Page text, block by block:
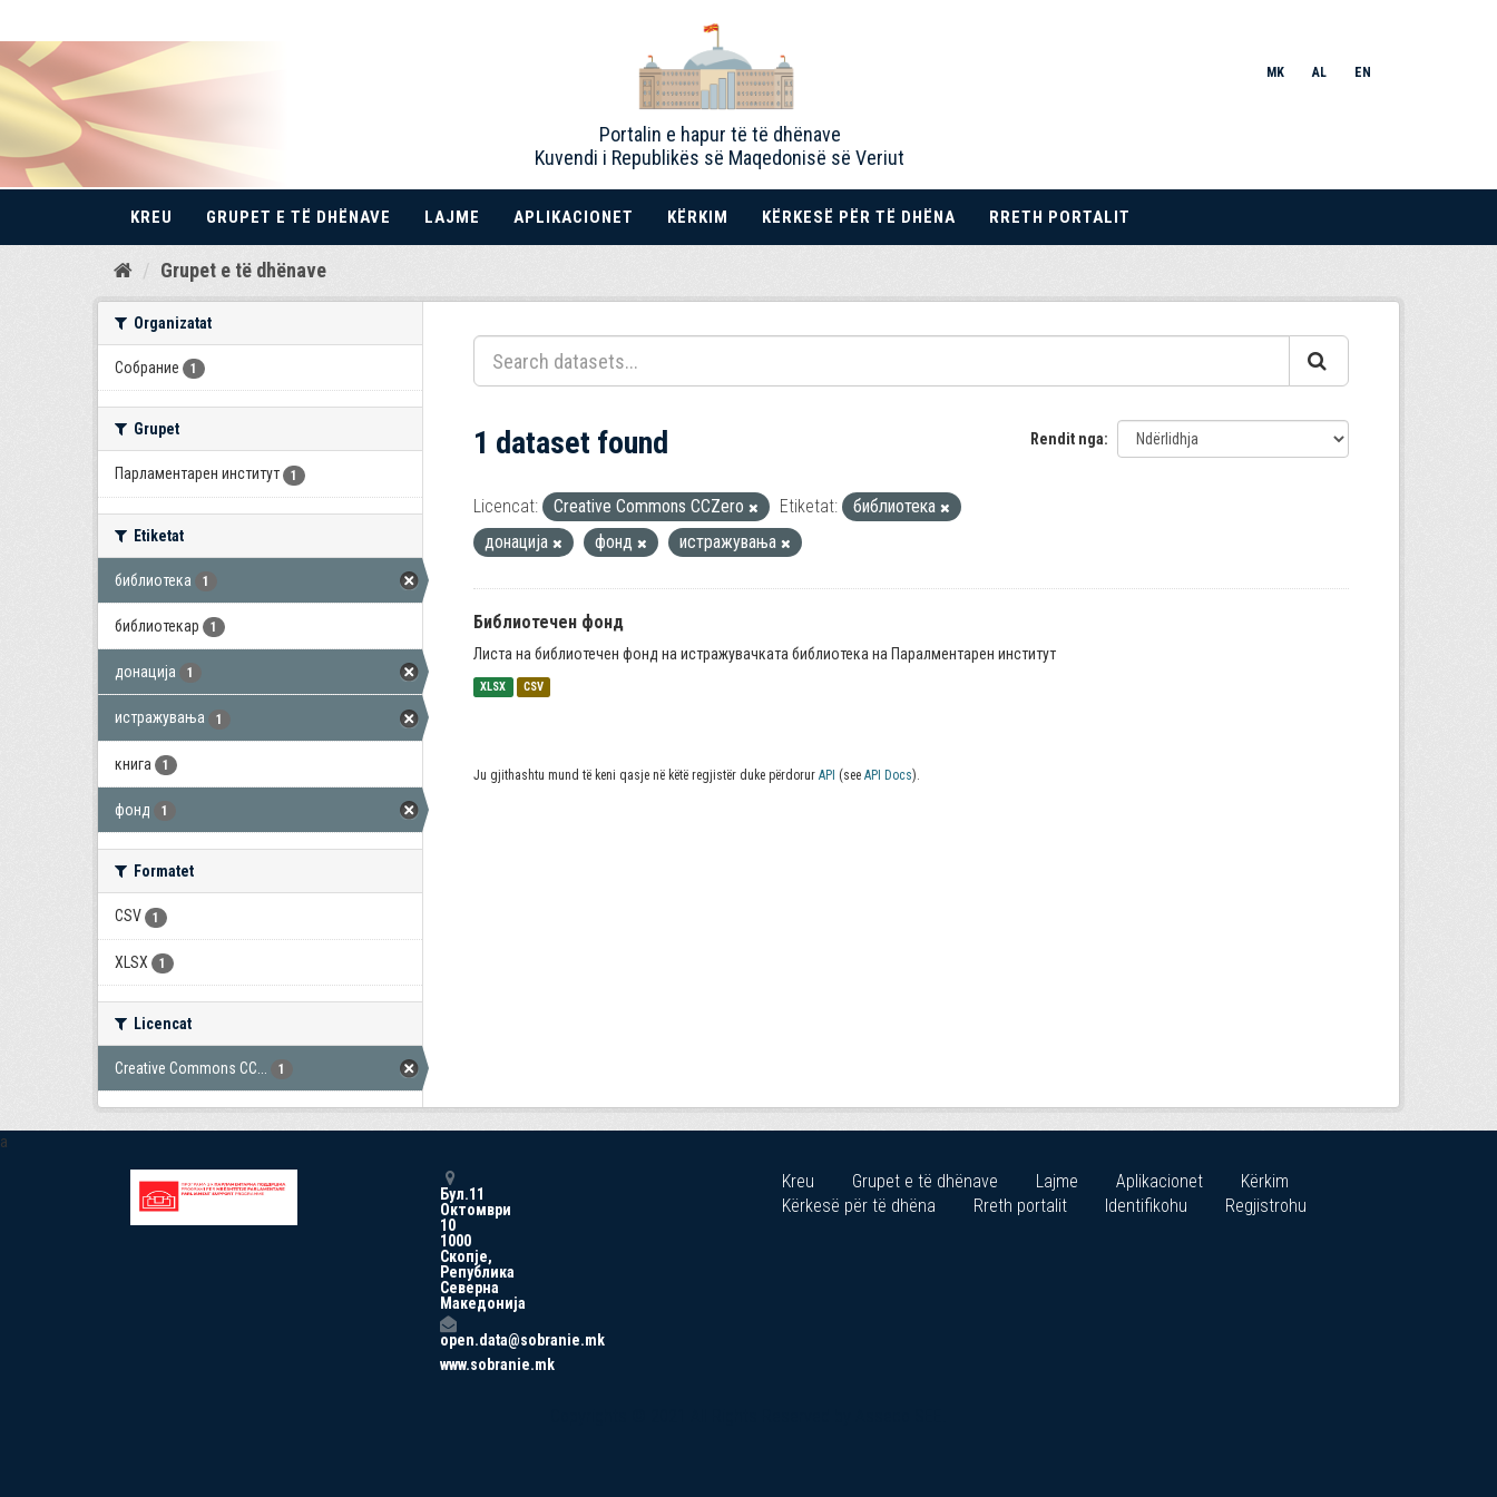
Kalo
Portalin e hapur të të dhënave
Kuvendi i Republikës së Maqedonisë së Veriut
MK AL EN
KREU GRUPET E TË DHËNAVE LAJME APLIKACIONET KËRKIM KËRKESË PËR TË DHËNA RRETH PORTALIT
Grupet e të dhënave
Organizatat
Собрание 1
Grupet
Парламентарен институт 1
Etiketat
библиотека 1
библиотекар 1
донација 1
истражувања 1
книга 1
фонд 1
Formatet
CSV 1
XLSX 1
Licencat
Creative Commons CC... 1
Rendit nga
1 dataset found
Licencat: Creative Commons CCZero Etiketat:
библиотека
донација
фонд истражувања
Библиотечен фонд
Листа на библиотечен фонд на истражувачката библиотека на Паралментарен институт
XLSX CSV
Ju gjithashtu mund të keni qasje në këtë regjistër duke përdorur API (see API Docs).
a
Бул.11
Октомври
10
1000
Скопје,
Република
Северна
Македонија
open.data@sobranie.mk
www.sobranie.mk
Kreu Grupet e të dhënave Lajme Aplikacionet
Kërkim
Kërkesë për të dhëna
Rreth portalit Identifikohu Regjistrohu